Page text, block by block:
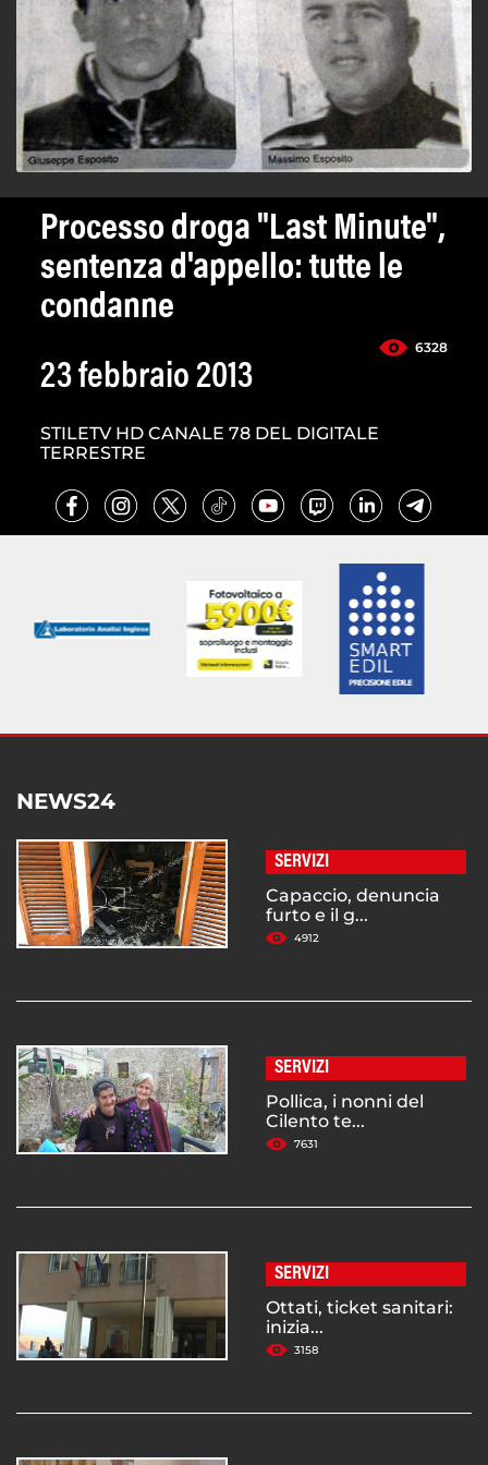
Processo droga "Last Minute",
sentenza d'appello: tutte le
condanne
6328
23 febbraio 2013
STILETV HD CANALE 78 DEL DIGITALE
TERRESTRE
NEWS24
SERVIZI
Capaccio, denuncia
furto e il g...
4912
SERVIZI
Pollica, i nonni del
Cilento te...
7631
SERVIZI
Ottati, ticket sanitari:
inizia...
3158